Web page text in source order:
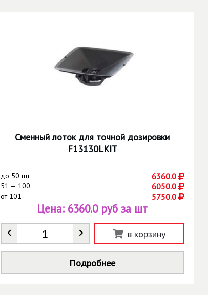
Сменный лоток для точной дозировки
F13130LKIT
до 50 шт 6360.0
51 — 100 6050.0
от101 5750.0
Количество *
Цена: 6360.0 руб за шт
в корзину
Подробнее